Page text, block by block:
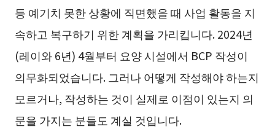
등 예기치 못한 상황에 직면했을 때 사업 활동을 지
속하고 복구하기 위한 계획을 가리킵니다. 2024년
(레이와 6년) 4월부터 요양 시설에서 BCP 작성이
의무화되었습니다. 그러나 어떻게 작성해야 하는지
모르거나, 작성하는 것이 실제로 이점이 있는지 의
문을 가지는 분들도 계실 것입니다.